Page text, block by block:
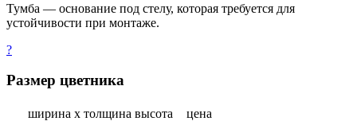
Тумба — основание под стелу, которая требуется для
устойчивости при монтаже.
?
Размер цветника
ширина х толщина высота
цена